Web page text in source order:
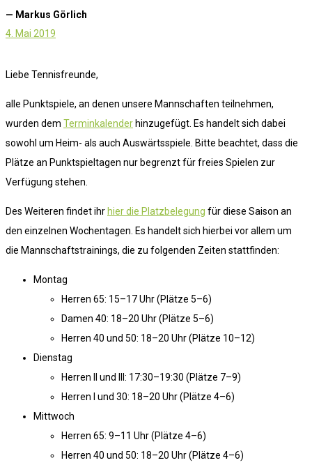
— Markus Görlich
4. Mai 2019
Liebe Tennisfreunde,
alle Punktspiele, an denen unsere Mannschaften teilnehmen,
wurden dem Terminkalender hinzugefügt. Es handelt sich dabei
sowohl um Heim- als auch Auswärtsspiele. Bitte beachtet, dass die
Plätze an Punktspieltagen nur begrenzt für freies Spielen zur
Verfügung stehen.
Des Weiteren findet ihr hier die Platzbelegung für diese Saison an
den einzelnen Wochentagen. Es handelt sich hierbei vor allem um
die Mannschaftstrainings, die zu folgenden Zeiten stattfinden:
Montag
Herren 65: 15–17 Uhr (Plätze 5–6)
Damen 40: 18–20 Uhr (Plätze 5–6)
Herren 40 und 50: 18–20 Uhr (Plätze 10–12)
Dienstag
Herren II und III: 17:30–19:30 (Plätze 7–9)
Herren I und 30: 18–20 Uhr (Plätze 4–6)
Mittwoch
Herren 65: 9–11 Uhr (Plätze 4–6)
Herren 40 und 50: 18–20 Uhr (Plätze 4–6)